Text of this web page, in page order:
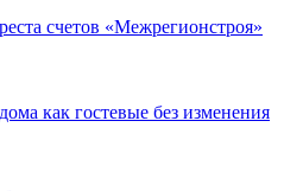
счетов «Межрегионстроя»
как гостевые без изменения